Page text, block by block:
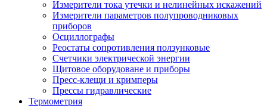
Измерители тока утечки и нелинейных искажений
Измерители параметров полупроводниковых
приборов
Осциллографы
Реостаты сопротивления ползунковые
Счетчики электрической энергии
Щитовое оборудоване и приборы
Пресс-клещи и кримперы
Прессы гидравлические
Термометрия